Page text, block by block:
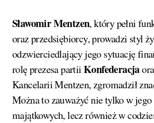
Sławomir Mentzen, który pełni
oraz przedsiębiorcy, prowadzi styl
odzwierciedlający jego sytuację
rolę prezesa partiiKonfederacja
Kancelarii Mentzen, zgromadził
Można to zauważyć nie tylko w
majątkowych, lecz również w